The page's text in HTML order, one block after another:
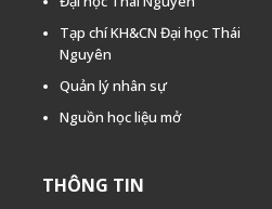
Tạp chí KH&CN Đại học Thái
Nguyên
Quản lý nhân sự
Nguồn học liệu mở
THÔNG TIN